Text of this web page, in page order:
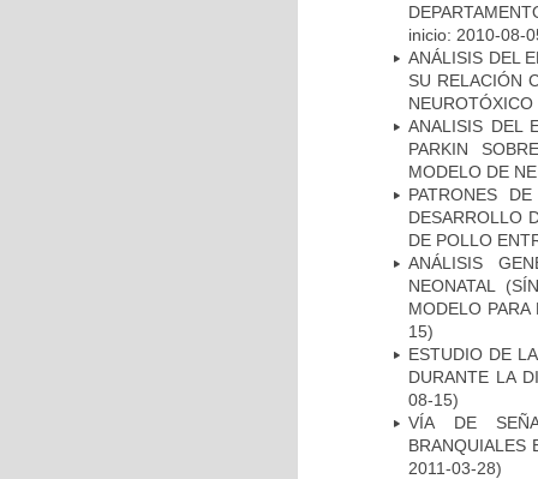
inicio: 2010-08-
ANÁLISIS DEL
SU RELACIÓN
NEUROTÓXICO
ANALISIS DEL
PARKIN
MODELO DE
PATRONES
DESARROLLO
DE POLLO
ANÁLISIS
NEONATAL
MODELO
15)
ESTUDIO DE
DURANTE LA
08-15)
VÍA DE
BRANQUIALES
2011-03-28)